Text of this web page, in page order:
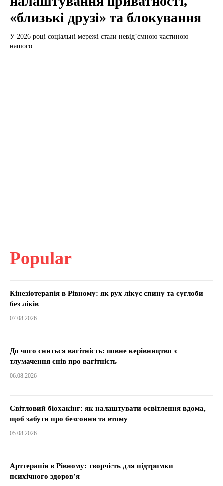
«близькі друзі» та блокування
У 2026 році соціальні мережі стали невід’ємною частиною
нашого...
Popular
Кінезіотерапія в Рівному: як рух лікує спину та суглоби
без ліків
07.08.2026
До чого сниться вагітність: повне керівництво з
тлумачення снів про вагітність
06.08.2026
Світловий біохакінг: як налаштувати освітлення вдома,
щоб забути про безсоння та втому
05.08.2026
Арттерапія в Рівному: творчість для підтримки
психічного здоров’я